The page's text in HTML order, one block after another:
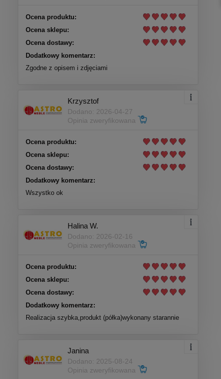
Ocena produktu:
Ocena sklepu:
Ocena dostawy:
Dodatkowy komentarz:
Zgodne z opisem i zdjęciami
Krzysztof
Dodano: 2026-04-27
Opinia zweryfikowana
Ocena produktu:
Ocena sklepu:
Ocena dostawy:
Dodatkowy komentarz:
Wszystko ok
Halina W.
Dodano: 2026-02-16
Opinia zweryfikowana
Ocena produktu:
Ocena sklepu:
Ocena dostawy:
Dodatkowy komentarz:
Realizacja szybka,produkt (półka)wykonany starannie
Janina
Dodano: 2025-08-24
Opinia zweryfikowana